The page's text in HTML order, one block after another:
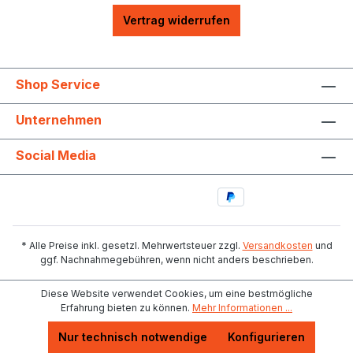
Vertrag widerrufen
Shop Service
Unternehmen
Social Media
* Alle Preise inkl. gesetzl. Mehrwertsteuer zzgl. Versandkosten und
ggf. Nachnahmegebühren, wenn nicht anders beschrieben.
Diese Website verwendet Cookies, um eine bestmögliche
Erfahrung bieten zu können. Mehr Informationen ...
Nur technisch notwendige Konfigurieren